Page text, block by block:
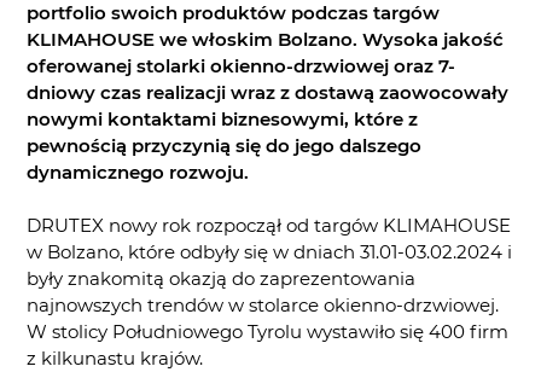
portfolio swoich produktów podczas targów
KLIMAHOUSE we włoskim Bolzano. Wysoka jakość
oferowanej stolarki okienno-drzwiowej oraz 7-
dniowy czas realizacji wraz z dostawą zaowocowały
nowymi kontaktami biznesowymi, które z
pewnością przyczynią się do jego dalszego
dynamicznego rozwoju.
DRUTEX nowy rok rozpoczął od targów KLIMAHOUSE
w Bolzano, które odbyły się w dniach 31.01-03.02.2024 i
były znakomitą okazją do zaprezentowania
najnowszych trendów w stolarce okienno-drzwiowej.
W stolicy Południowego Tyrolu wystawiło się 400 firm
z kilkunastu krajów.